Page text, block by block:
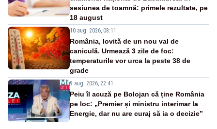
sesiunea de toamnă: primele rezultate, pe
18 august
10 aug. 2026, 08:11
România, lovită de un nou val de
caniculă. Urmează 3 zile de foc:
temperaturile vor urca la peste 38 de
grade
9 aug. 2026, 22:41
Peiu îl acuză pe Bolojan că ține România
pe loc: „Premier și ministru interimar la
Energie, dar nu are curaj să ia o decizie”